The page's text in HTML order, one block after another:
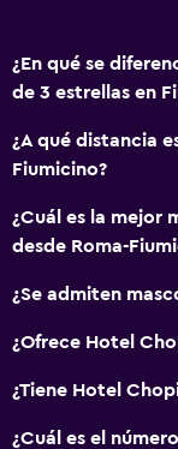
¿En qué se
de 3 estrellas en
¿A qué distancia
Fiumicino?
¿Cuál es la mejor
desde Roma-
¿Se admiten
¿Ofrece Hotel
¿Tiene Hotel
¿Cuál es el